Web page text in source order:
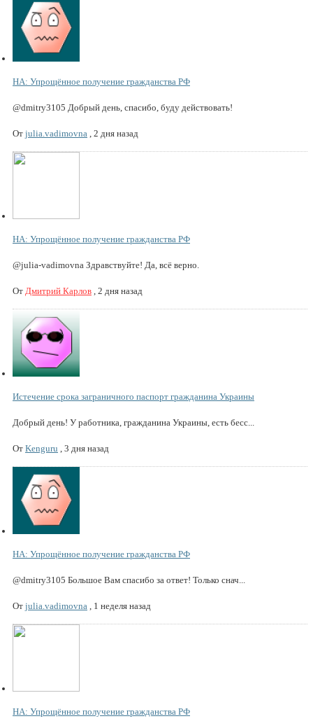
НА: Упрощённое получение гражданства РФ
@dmitry3105 Добрый день, спасибо, буду действовать!
От julia.vadimovna , 2 дня назад
НА: Упрощённое получение гражданства РФ
@julia-vadimovna Здравствуйте! Да, всё верно.
От Дмитрий Карлов , 2 дня назад
Истечение срока заграничного паспорт гражданина Украины
Добрый день! У работника, гражданина Украины, есть бесс...
От Kenguru , 3 дня назад
НА: Упрощённое получение гражданства РФ
@dmitry3105 Большое Вам спасибо за ответ! Только снач...
От julia.vadimovna , 1 неделя назад
НА: Упрощённое получение гражданства РФ